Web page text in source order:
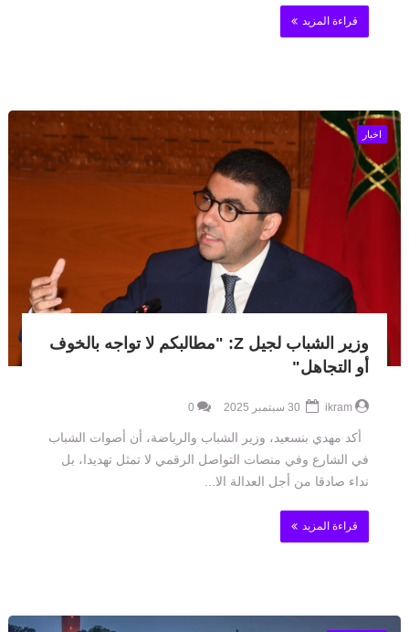
قراءة المزيد
اخبار
وزير الشباب لجيل Z: "مطالبكم لا تواجه بالخوف
أو التجاهل"
ikram
0
أكد مهدي بنسعيد، وزير الشباب والرياضة، أن أصوات الشباب
في الشارع وفي منصات التواصل الرقمي لا تمثل تهديدا، بل
نداء صادقا من أجل العدالة الا...
قراءة المزيد